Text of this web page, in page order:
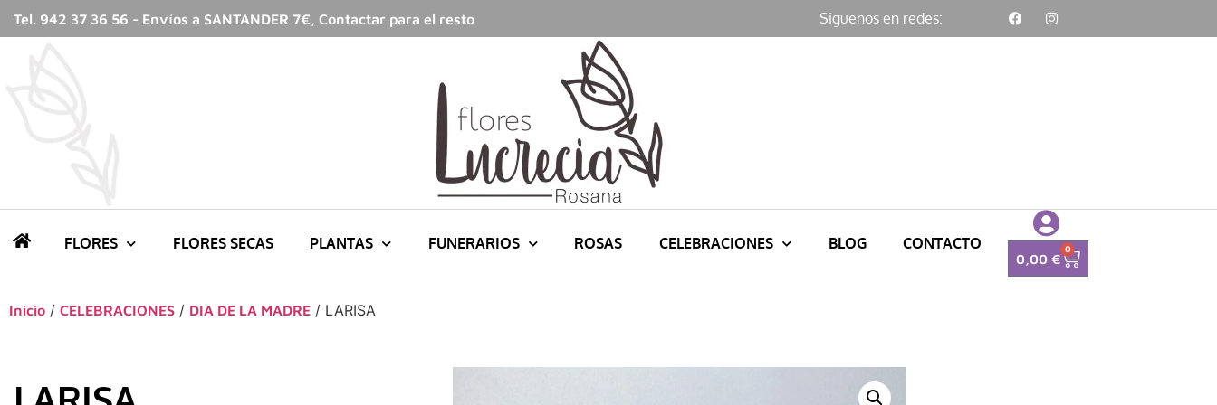
Tel. 942 37 36 56 - Envíos a SANTANDER 7€, Contactar para el resto Siguenos en redes:
FLORES FLORES SECAS PLANTAS FUNERARIOS ROSAS CELEBRACIONES BLOG CONTACTO
0,00€
0
Inicio / CELEBRACIONES / DIA DE LA MADRE / LARISA